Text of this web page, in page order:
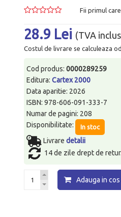
Fii primul
28.9 Lei (TVA
Costul de livrare se calculeaza
Cod produs:0000289259
Editura:Cartex 2000
Data aparitie: 2026
ISBN: 978-606-091-333-7
Numar de pagini: 208
Disponibilitate:
In stoc
Livraredetalii
14 de zile drept de
Adauga in cos